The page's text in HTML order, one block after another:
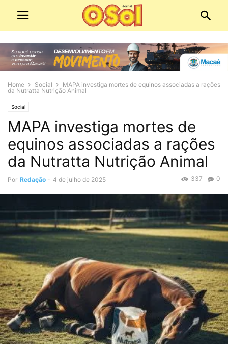
Home Social
MAPA investiga mortes de equinos associadas a rações
da Nutratta Nutrição Animal
Social
MAPA investiga mortes de
equinos associadas a rações
da Nutratta Nutrição Animal
Por Redação - 4 de julho de 2025 0
337